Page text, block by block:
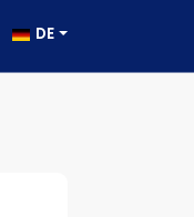
DE